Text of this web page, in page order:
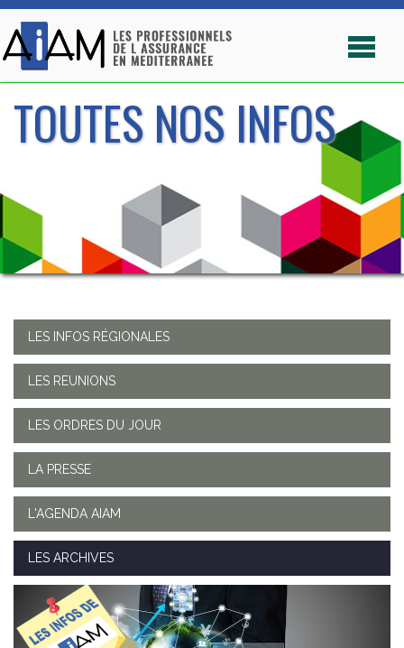
TOUTES NOS INFOS
LES INFOS RÉGIONALES
LES REUNIONS
LES ORDRES DU JOUR
LA PRESSE
L'AGENDA AIAM
LES ARCHIVES